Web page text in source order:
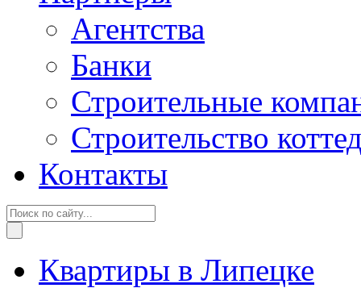
Агентства
Банки
Строительные
Строительство
Контакты
Квартиры в Липецке